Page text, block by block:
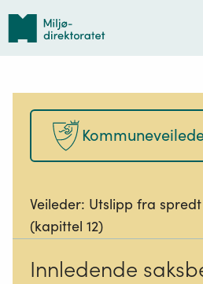
Tilbake
forsiden
Veileder: Utslipp fra
(kapittel 12)
Innledende